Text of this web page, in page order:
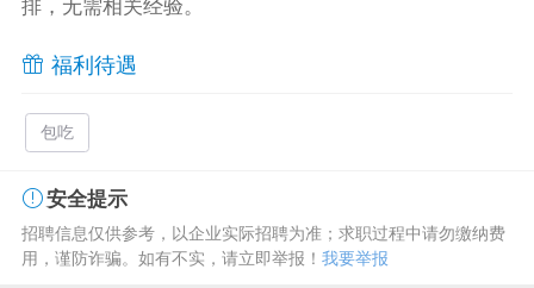
排，无需相关经验。
福利待遇
包吃
安全提示
招聘信息仅供参考，以企业实际招聘为准；求职过程中请勿缴纳费
用，谨防诈骗。如有不实，请立即举报！ 我要举报